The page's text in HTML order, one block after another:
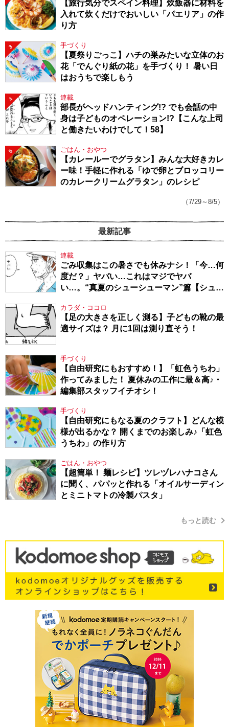
【旅行気分でスペイン料理】炊飯器に材料を
入れて炊くだけでおいしい「パエリア」の作
り方
3 手づくり
【夏祭りごっこ】ハチの巣みたいな立体のお
花「でんぐり紙の花」を手づくり！ 暑い日
はおうちで楽しもう
4 連載
部長がヘッドハンティング!? でも会話の中
身は子どものオペレーション!?【こんな上司
と働きたいわけでして！58】
5 ごはん・おやつ
【カレールーでグラタン】みんな大好きカレ
ー味！手軽に作れる「ゆで卵とブロッコリー
のカレークリームグラタン」のレシピ
（7/29～8/5）
最新記事
連載
ごみ収集はこの暑さでも休みナシ！「今…何
度だ？」ヤバい…これはマジでヤバ
い…。“真夏のシューシューマン”篇【シュー
カラダ・ココロ
【足の大きさを正しく測る】子どもの靴の最
適サイズは？ 月に1回は測り直そう！
手づくり
【自由研究にもおすすめ！】「虹色うちわ」
作ってみました！ 夏休みの工作に最＆高♪・
編集部スタッフイチオシ！
手づくり
【自由研究にもなる夏のクラフト】どんな模
様が出るかな？ 開くまでのお楽しみ♪「虹色
うちわ」の作り方
ごはん・おやつ
【超簡単！ 麺レシピ】ツレヅレハナコさん
に聞く、パパッと作れる「オイルサーディン
とミニトマトの冷製パスタ」
もっと読む